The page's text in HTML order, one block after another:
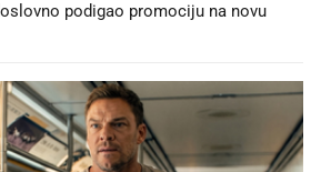
podigao promociju na novu